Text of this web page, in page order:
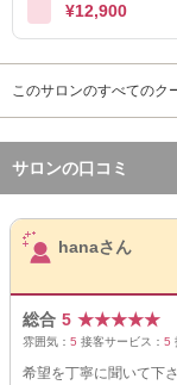
¥12,900
このサロンのすべてのク
サロンの口コミ
サロ
hanaさん
総合 5 ★★★★★
雰囲気： 5 接客サービス： 5
希望を丁寧に聞いて下